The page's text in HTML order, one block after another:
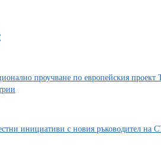
проучване по европейския
инициативи с новия ръководител на